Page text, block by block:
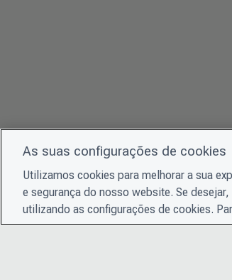
As suas configurações de cookies
Utilizamos cookies para melhorar a sua
e segurança do nosso website. Se
utilizando as configurações de cookies.